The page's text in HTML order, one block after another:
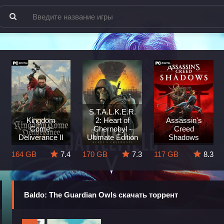
Kingdom
Come:
Deliverance II
164 GB
7.4
S.T.A.L.K.E.R.
2: Heart of
Chernobyl -
Ultimate Edition
170 GB
7.3
Assassin's
Creed
Shadows
117 GB
8.3
Baldo: The Guardian Owls скачать торрент